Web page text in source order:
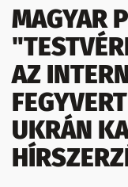
MAGYAR
AZ
UKRÁN